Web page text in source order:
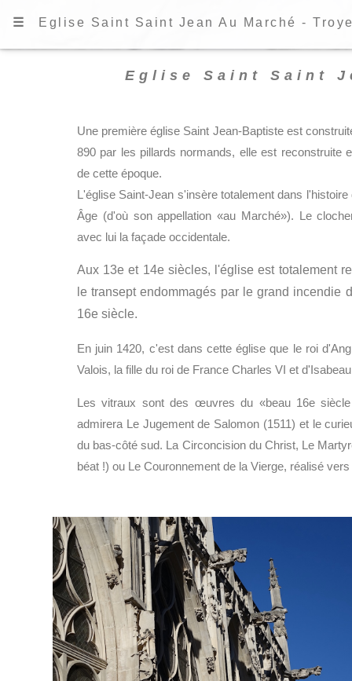
☰ Eglise Saint Saint Jean Au Marché -
Eglise Saint Saint
Une première église Saint Jean-Baptiste est
890 par les pillards normands, elle est reconstruite
de cette époque.
L'église Saint-Jean s'insère totalement dans
Âge (d'où son appellation «au Marché»). Le
avec lui la façade occidentale.
Aux 13e et 14e siècles, l'église est totalement
le transept endommagés par le grand incendie
16e siècle.
En juin 1420, c'est dans cette église que le roi
Valois, la fille du roi de France Charles VI et
Les vitraux sont des œuvres du «beau 16e
admirera Le Jugement de Salomon (1511) et le
du bas-côté sud. La Circoncision du Christ, Le
béat !) ou Le Couronnement de la Vierge, réalisé